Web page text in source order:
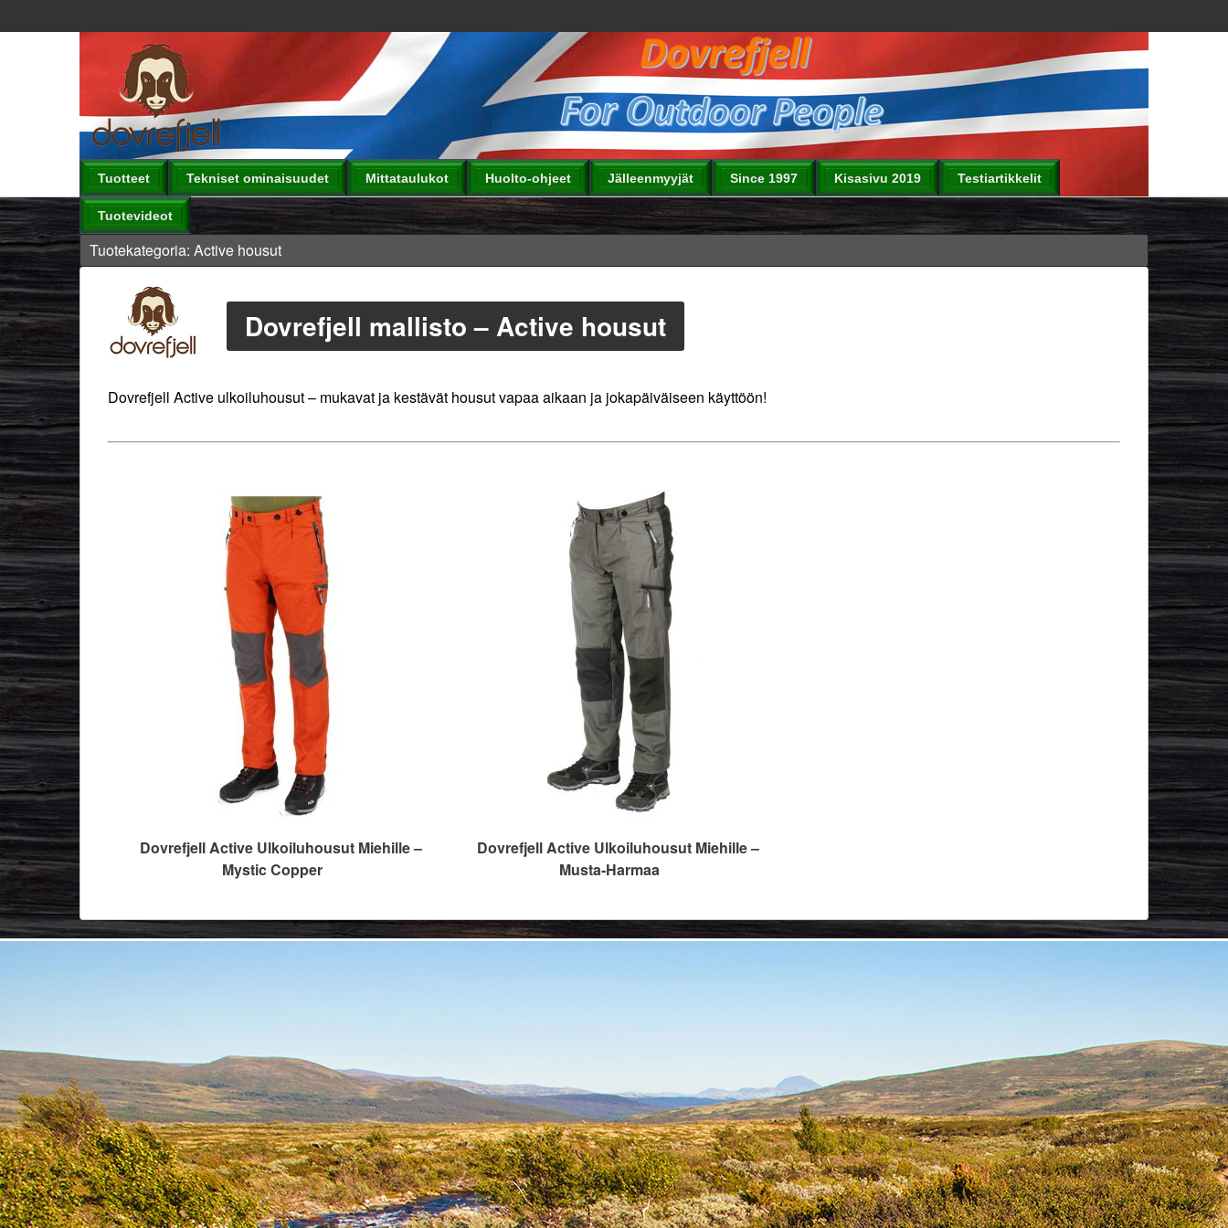
Tuotteet Tekniset ominaisuudet Mittataulukot Huolto-ohjeet Jälleenmyyjät Since 1997 Kisasivu 2019 Testiartikkelit
Tuotevideot
Tuotekategoria: Active housut
Dovrefjell mallisto – Active housut
Dovrefjell Active ulkoiluhousut – mukavat ja kestävät housut vapaa aikaan ja jokapäiväiseen käyttöön!
Dovrefjell Active Ulkoiluhousut Miehille –
Mystic Copper
Dovrefjell Active Ulkoiluhousut Miehille –
Musta-Harmaa